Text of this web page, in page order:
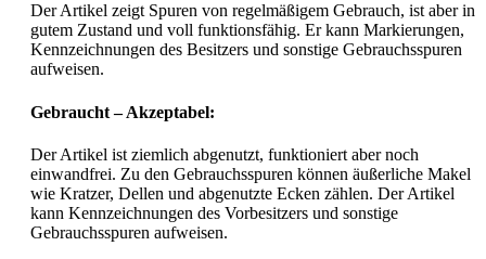
Der Artikel zeigt Spuren von regelmäßigem Gebrauch, ist aber in
gutem Zustand und voll funktionsfähig. Er kann Markierungen,
Kennzeichnungen des Besitzers und sonstige Gebrauchsspuren
aufweisen.
Gebraucht – Akzeptabel:
Der Artikel ist ziemlich abgenutzt, funktioniert aber noch
einwandfrei. Zu den Gebrauchsspuren können äußerliche Makel
wie Kratzer, Dellen und abgenutzte Ecken zählen. Der Artikel
kann Kennzeichnungen des Vorbesitzers und sonstige
Gebrauchsspuren aufweisen.